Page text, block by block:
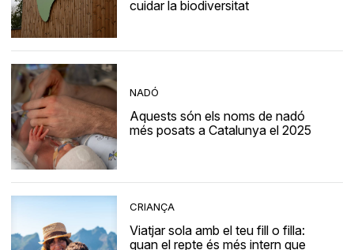
cuidar la biodiversitat
NADÓ
Aquests són els noms de nadó
més posats a Catalunya el 2025
CRIANÇA
Viatjar sola amb el teu fill o filla:
quan el repte és més intern que